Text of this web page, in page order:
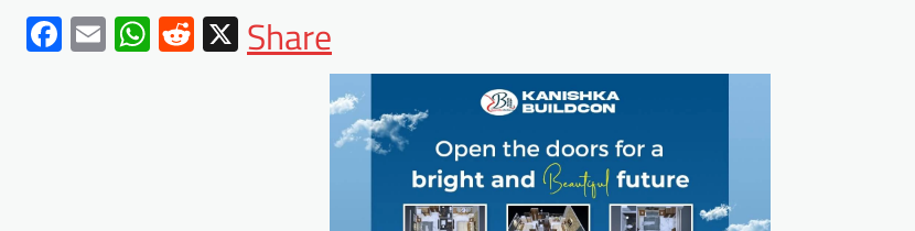
Facebook
EmailWhatsApp
Reddit
X
Share
नहीं
Mewari Khabar June 17, 2026
बुधवार को उदयपुर प्रवास के दौरान उदयपुर विकास
WhatsApp
Reddit